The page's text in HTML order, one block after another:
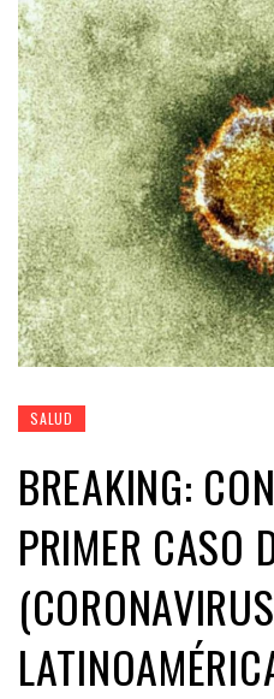
SALUD
BREAKING:
PRIMER CASO